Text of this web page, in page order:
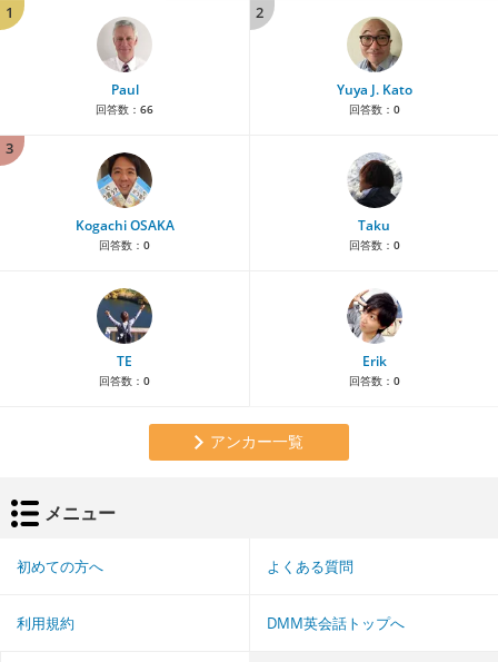
1
Paul
回答数： 66
2
Yuya J. Kato
回答数： 0
3
Kogachi OSAKA
回答数： 0
Taku
回答数： 0
TE
回答数： 0
Erik
回答数： 0
アンカー一覧
メニュー
初めての方へ よくある質問
利用規約 DMM英会話トップへ